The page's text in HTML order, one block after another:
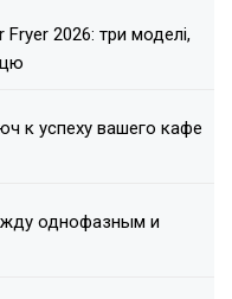
2026: три моделі,
к успеху вашего кафе
однофазным и